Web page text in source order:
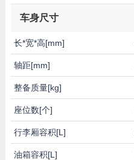
车身尺寸
长*宽*高[mm]
轴距[mm]
整备质量[kg]
座位数[个]
行李厢容积[L]
油箱容积[L]